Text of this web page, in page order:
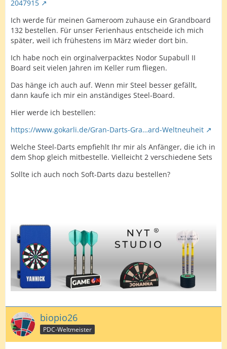
2047915
Ich werde für meinen Gameroom zuhause ein Grandboard
132 bestellen. Für unser Ferienhaus entscheide ich mich
später, weil ich frühestens im März wieder dort bin.
Ich habe noch ein orginalverpacktes Nodor Supabull II
Board seit vielen Jahren im Keller rum fliegen.
Das hänge ich auch auf. Wenn mir Steel besser gefällt,
dann kaufe ich mir ein anständiges Steel-Board.
Hier werde ich bestellen:
https://www.gokarli.de/Gran-Darts-Gra…ard-Weltneuheit
Welche Steel-Darts empfiehlt Ihr mir als Anfänger, die ich in
dem Shop gleich mitbestelle. Vielleicht 2 verschiedene Sets
Sollte ich auch noch Soft-Darts dazu bestellen?
biopio26
PDC-Weltmeister